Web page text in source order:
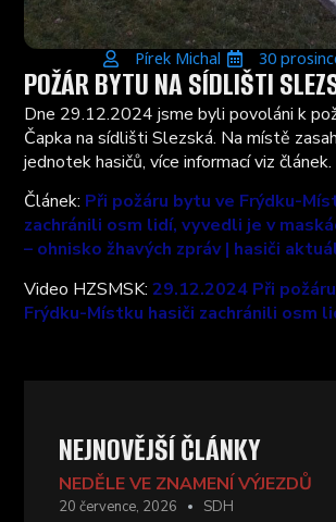
Pírek Michal 30
POŽÁR BYTU NA SÍDLIŠTI
Dne 29.12.2024 jsme byli povoláni k
Čapka na sídlišti Slezská. Na místě
jednotek hasičů, více informací viz článek.
Článek: Při požáru bytu ve Frýdku-
zachránili osm lidí, vyvedli je v
– ohnisko žhavých zpráv | hasiči
Video HZSMSK:29.12.2024 Při
Frýdku-Místku hasiči zachránili osm
NEJNOVĚJŠÍ ČLÁNKY
NEDĚLE VE ZNAMENÍ VÝJEZDŮ
20 července, 2026 SDH